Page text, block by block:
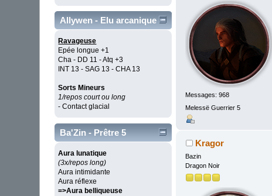
Allywen - Elu arcanique
Ravageuse
Epée longue +1
Cha - DD 11 - Atq +3
INT 13 - SAG 13 - CHA 13
Sorts Mineurs
1/repos court ou long
- Contact glacial
Ba'Zin - Prêtre 5
Aura lunatique
(3x/repos long)
Aura intimidante
Aura réflexe
=>Aura belliqueuse
Messages: 968
Melessë Guerrier 5
Kragor
Bazin
Dragon Noir